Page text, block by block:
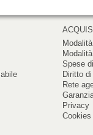
Spese
Diritto
Rete
Privacy